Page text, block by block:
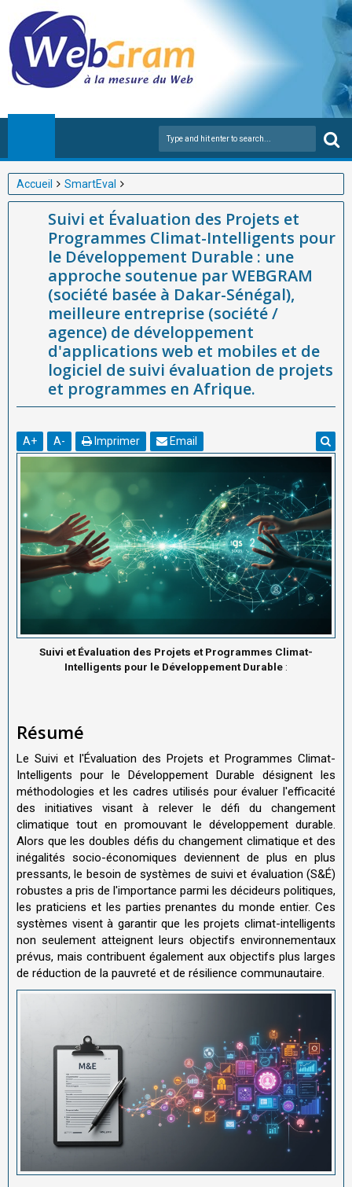
Accueil
SmartEval
Suivi et Évaluation des Projets et Programmes Climat-
Intelligents pour le Développement Durable : une approche
soutenue par WEBGRAM (société basée à Dakar-Sénégal),
meilleure entreprise (société / agence) de développement
d'applications web et mobiles et de logiciel de suivi évaluation de
projets et programmes en Afrique.
Suivi et Évaluation des Projets et
Programmes Climat-Intelligents pour
le Développement Durable : une
approche soutenue par WEBGRAM
(société basée à Dakar-Sénégal),
meilleure entreprise (société /
agence) de développement
d'applications web et mobiles et de
logiciel de suivi évaluation de projets
et programmes en Afrique.
A+ A- Imprimer Email
Suivi et Évaluation des Projets et Programmes Climat-
Intelligents pour le Développement Durable :
Résumé
Le Suivi et l'Évaluation des Projets et Programmes Climat-
Intelligents pour le Développement Durable désignent les
méthodologies et les cadres utilisés pour évaluer l'efficacité
des initiatives visant à relever le défi du changement
climatique tout en promouvant le développement durable.
Alors que les doubles défis du changement climatique et des
inégalités socio-économiques deviennent de plus en plus
pressants, le besoin de systèmes de suivi et évaluation (S&É)
robustes a pris de l'importance parmi les décideurs politiques,
les praticiens et les parties prenantes du monde entier. Ces
systèmes visent à garantir que les projets climat-intelligents
non seulement atteignent leurs objectifs environnementaux
prévus, mais contribuent également aux objectifs plus larges
de réduction de la pauvreté et de résilience communautaire.